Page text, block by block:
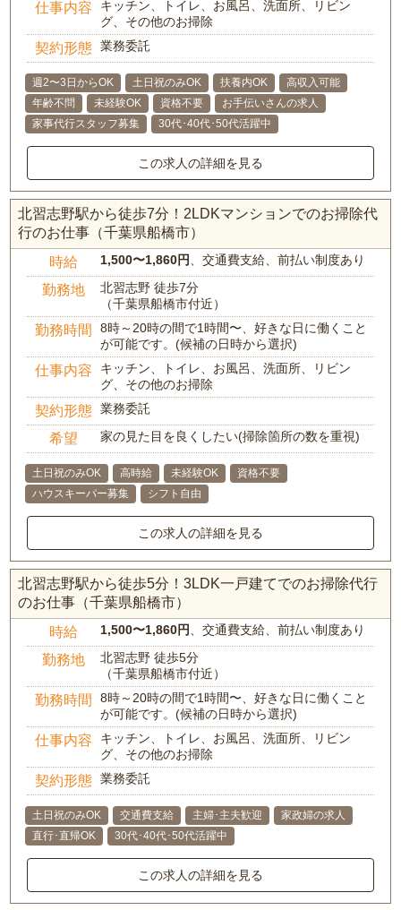
仕事内容
キッチン、トイレ、お風呂、洗面所、リビン
グ、その他のお掃除
契約形態 業務委託
週2〜3日からOK 土日祝のみOK 扶養内OK
高収入可能
年齢不問
未経験OK 資格不要
お手伝いさんの求人
家事代行スタッフ募集
30代･40代･50代活躍中
この求人の詳細を見る
北習志野駅から徒歩7分！2LDKマンションでのお掃除代
行のお仕事（千葉県船橋市）
時給 1,500〜1,860円、交通費支給、前払い制度あり
勤務地
北習志野 徒歩7分
（千葉県船橋市付近）
勤務時間
8時～20時の間で1時間〜、好きな日に働くこと
が可能です。(候補の日時から選択)
仕事内容
キッチン、トイレ、お風呂、洗面所、リビン
グ、その他のお掃除
契約形態 業務委託
希望 家の見た目を良くしたい(掃除箇所の数を重視)
土日祝のみOK 高時給 未経験OK
資格不要
ハウスキーパー募集
シフト自由
この求人の詳細を見る
北習志野駅から徒歩5分！3LDK一戸建てでのお掃除代行
のお仕事（千葉県船橋市）
時給 1,500〜1,860円、交通費支給、前払い制度あり
勤務地
北習志野 徒歩5分
（千葉県船橋市付近）
勤務時間
8時～20時の間で1時間〜、好きな日に働くこと
が可能です。(候補の日時から選択)
仕事内容
キッチン、トイレ、お風呂、洗面所、リビン
グ、その他のお掃除
契約形態 業務委託
土日祝のみOK 交通費支給 主婦･主夫歓迎
家政婦の求人
直行･直帰OK
30代･40代･50代活躍中
この求人の詳細を見る